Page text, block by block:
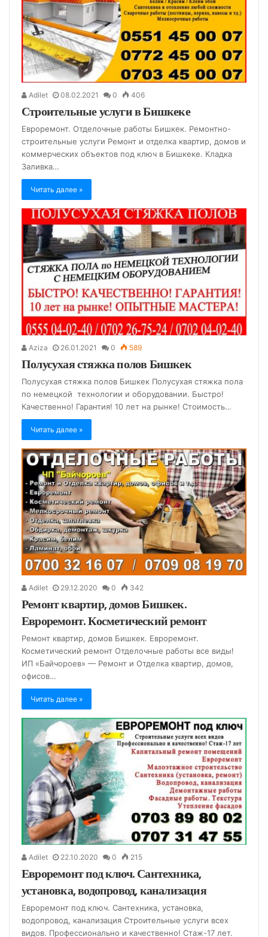
Adilet 08.02.2021 0 406
Строительные услуги в Бишкеке
Евроремонт. Отделочные работы Бишкек. Ремонтно-
строительные услуги Ремонт и отделка квартир, домов и
коммерческих объектов под ключ в Бишкеке. Кладка
Заливка…
Читать далее »
Aziza 26.01.2021 0 589
Полусухая стяжка полов Бишкек
Полусухая стяжка полов Бишкек Полусухая стяжка пола
по немецкой технологии и оборудовании. Быстро!
Качественно! Гарантия! 10 лет на рынке! Стоимость…
Читать далее »
Adilet 29.12.2020 0 342
Ремонт квартир, домов Бишкек.
Евроремонт. Косметический ремонт
Ремонт квартир, домов Бишкек. Евроремонт.
Косметический ремонт Отделочные работы все виды!
ИП «Байчороев» — Ремонт и Отделка квартир, домов,
офисов…
Читать далее »
Adilet 22.10.2020 0 215
Евроремонт под ключ. Сантехника,
установка, водопровод, канализация
Евроремонт под ключ. Сантехника, установка,
водопровод, канализация Строительные услуги всех
видов. Профессионально и качественно! Стаж-17 лет.